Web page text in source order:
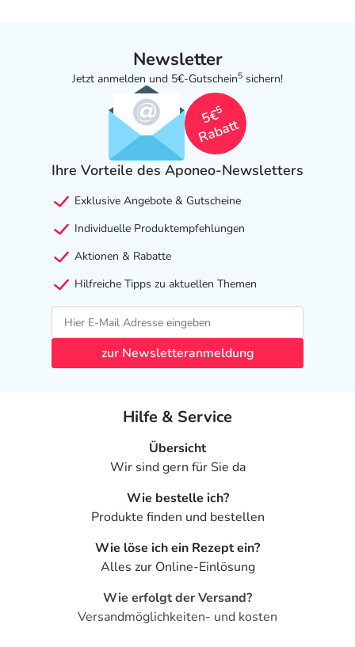
Newsletter
Jetzt anmelden und 5€-Gutschein5 sichern!
5€
5
Rabatt
Ihre Vorteile des Aponeo-Newsletters
Exklusive Angebote & Gutscheine
Individuelle Produktempfehlungen
Aktionen & Rabatte
Hilfreiche Tipps zu aktuellen Themen
zur Newsletteranmeldung
Hilfe & Service
Übersicht
Wir sind gern für Sie da
Wie bestelle ich?
Produkte finden und bestellen
Wie löse ich ein Rezept ein?
Alles zur Online-Einlösung
Wie erfolgt der Versand?
Versandmöglichkeiten- und kosten